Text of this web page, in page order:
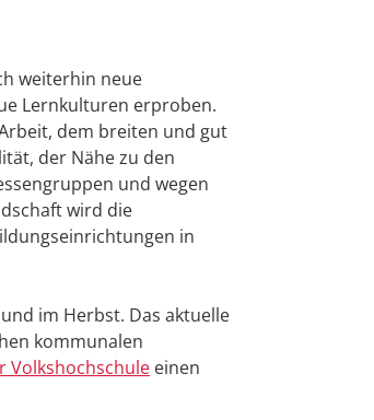
weiterhin neue
Lernkulturen erproben.
dem breiten und gut
der Nähe zu den
und wegen
wird die
in
im Herbst. Das aktuelle
kommunalen
Volkshochschule einen